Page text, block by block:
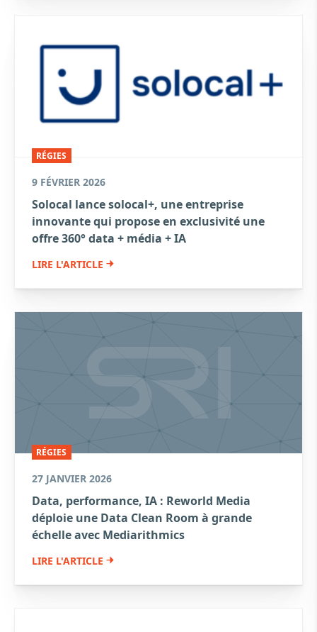
RÉGIES
9 FÉVRIER 2026
Solocal lance solocal+, une entreprise
innovante qui propose en exclusivité une
offre 360° data + média + IA
LIRE L'ARTICLE
RÉGIES
27 JANVIER 2026
Data, performance, IA : Reworld Media
déploie une Data Clean Room à grande
échelle avec Mediarithmics
LIRE L'ARTICLE